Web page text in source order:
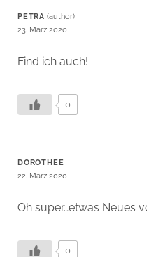
PETRA
23. März 2020
Find ich auch!
0
DOROTHEE
22. März 2020
Oh super…etwas Neues
0